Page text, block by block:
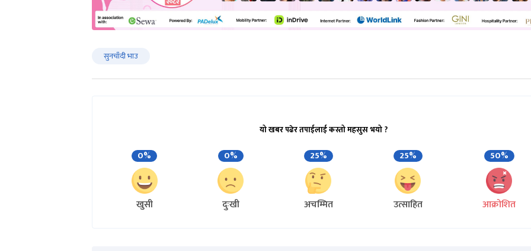
सुनचाँदी भाउ
यो खबर पढेर तपाईलाई कस्तो महसुस भयो ?
0%
खुसी
0%
दुःखी
25%
अचम्मित
25%
उत्साहित
50%
आक्रोशित